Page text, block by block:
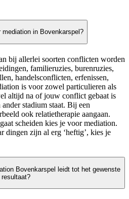
in Bovenkarspel?
bij allerlei soorten conflicten worden
familieruzies, burenruzies,
handelsconflicten, erfenissen,
is voor zowel particulieren als
altijd na of jouw conflict gebaat is
stadium staat. Bij een
ook relatietherapie aangaan.
scheiden kies je voor mediation.
dingen zijn al erg ‘heftig’, kies je
Bovenkarspel leidt tot het gewenste
resultaat?